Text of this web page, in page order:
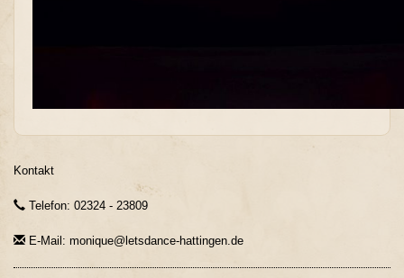
Kontakt
Telefon: 02324 - 23809
E-Mail: monique@letsdance-hattingen.de